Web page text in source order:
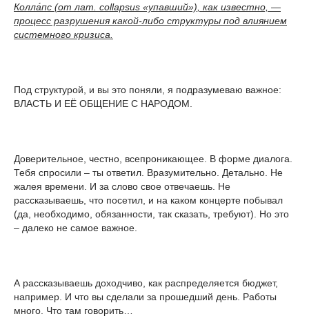
Колла́пс (от лат. collapsus «упавший»), как известно, —
процесс разрушения какой-либо структуры под влиянием
системного кризиса.
Под структурой, и вы это поняли, я подразумеваю важное:
ВЛАСТЬ И ЕЁ ОБЩЕНИЕ С НАРОДОМ.
Доверительное, честно, всепроникающее. В форме диалога.
Тебя спросили – ты ответил. Вразумительно. Детально. Не
жалея времени. И за слово свое отвечаешь. Не
рассказываешь, что посетил, и на каком концерте побывал
(да, необходимо, обязанности, так сказать, требуют). Но это
– далеко не самое важное.
А рассказываешь доходчиво, как распределяется бюджет,
например. И что вы сделали за прошедший день. Работы
много. Что там говорить…